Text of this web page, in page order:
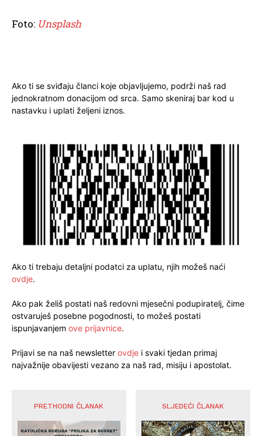
Foto: Unsplash
Ako ti se sviđaju članci koje objavljujemo, podrži naš rad
jednokratnom donacijom od srca. Samo skeniraj bar kod u
nastavku i uplati željeni iznos.
Ako ti trebaju detaljni podatci za uplatu, njih možeš naći
ovdje.
Ako pak želiš postati naš redovni mjesečni podupiratelj, čime
ostvaruješ posebne pogodnosti, to možeš postati
ispunjavanjem ove prijavnice.
Prijavi se na naš newsletter ovdje i svaki tjedan primaj
najvažnije obavijesti vezano za naš rad, misiju i apostolat.
PRETHODNI ČLANAK SLJEDEĆI ČLANAK